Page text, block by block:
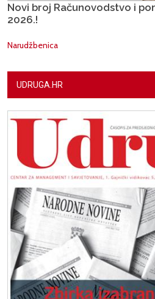
Novi broj Računovodstvo i
2026.!
Narudžbenica
UDRUGA.HR